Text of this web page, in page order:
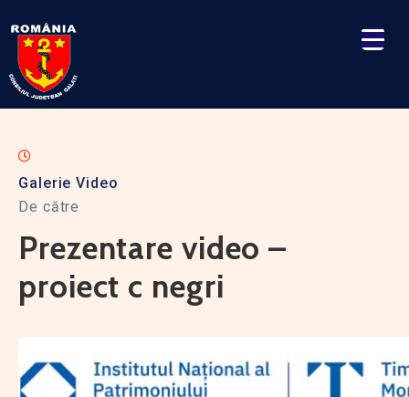
Galerie Video
De către
Prezentare video –
proiect c negri